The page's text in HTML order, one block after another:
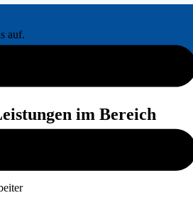
auf.
im Bereich